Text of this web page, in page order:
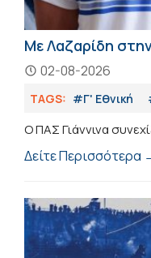
Με Λαζαρίδη
02-08-2026
TAGS: #Γ' Εθνική
Ο ΠΑΣ Γιάννινα
Δείτε Περισσότερα